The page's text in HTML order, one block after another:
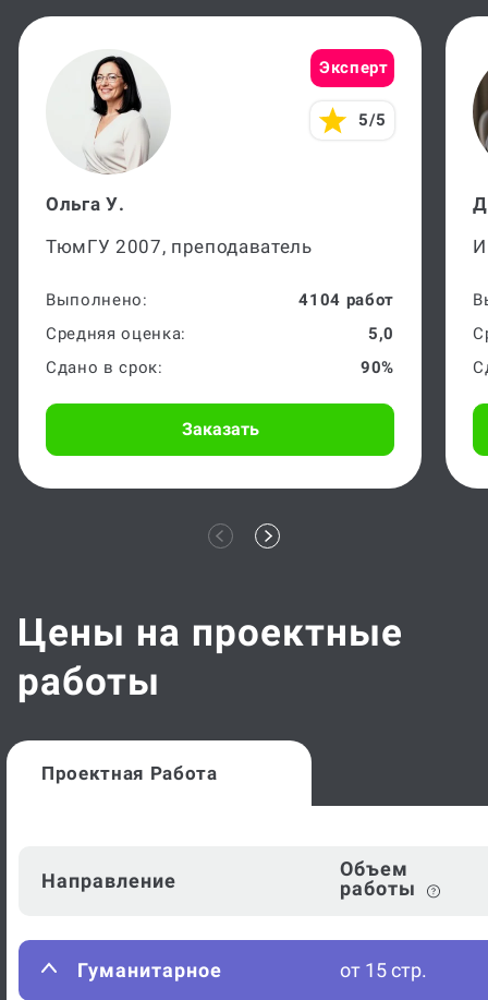
Эксперт
5/5
Ольга У.
ТюмГУ 2007, преподаватель
Выполнено:
4104 работ
Средняя оценка:
5,0
Сдано в срок:
90%
Заказать
Цены на проектные
работы
Проектная Работа
Направление
Объем
работы
Гуманитарное от 15 стр.